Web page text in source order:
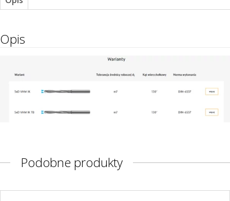
Opis
Podobne produkty